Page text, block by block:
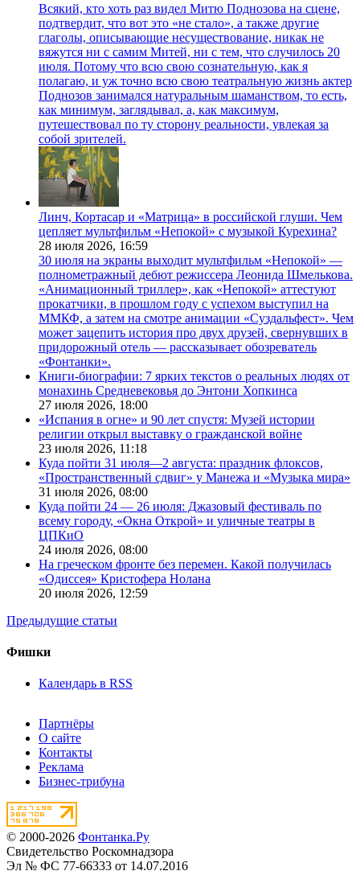
Всякий, кто хоть раз видел Митю Поднозова на сцене,
подтвердит, что вот это «не стало», а также другие
глаголы, описывающие несуществование, никак не
вяжутся ни с самим Митей, ни с тем, что случилось 20
июля. Потому что всю свою сознательную, как я
полагаю, и уж точно всю свою театральную жизнь актер
Поднозов занимался натуральным шаманством, то есть,
как минимум, заглядывал, а, как максимум,
путешествовал по ту сторону реальности, увлекая за
собой зрителей.
Линч, Кортасар и «Матрица» в российской глуши. Чем
цепляет мультфильм «Непокой» с музыкой Курехина?
28 июля 2026, 16:59
30 июля на экраны выходит мультфильм «Непокой» —
полнометражный дебют режиссера Леонида Шмелькова.
«Анимационный триллер», как «Непокой» аттестуют
прокатчики, в прошлом году с успехом выступил на
ММКФ, а затем на смотре анимации «Суздальфест». Чем
может зацепить история про двух друзей, свернувших в
придорожный отель — рассказывает обозреватель
«Фонтанки».
Книги-биографии: 7 ярких текстов о реальных людях от
монахинь Средневековья до Энтони Хопкинса
27 июля 2026, 18:00
«Испания в огне» и 90 лет спустя: Музей истории
религии открыл выставку о гражданской войне
23 июля 2026, 11:18
Куда пойти 31 июля—2 августа: праздник флоксов,
«Пространственный сдвиг» у Манежа и «Музыка мира»
31 июля 2026, 08:00
Куда пойти 24 — 26 июля: Джазовый фестиваль по
всему городу, «Окна Открой» и уличные театры в
ЦПКиО
24 июля 2026, 08:00
На греческом фронте без перемен. Какой получилась
«Одиссея» Кристофера Нолана
20 июля 2026, 12:59
Предыдущие статьи
Фишки
Календарь в RSS
Партнёры
О сайте
Контакты
Реклама
Бизнес-трибуна
© 2000-2026 Фонтанка.Ру
Свидетельство Роскомнадзора
Эл № ФС 77-66333 от 14.07.2016